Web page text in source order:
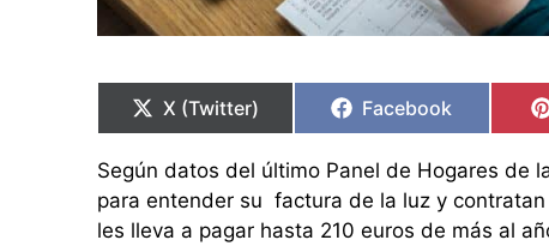
en
X (Twitter)
en
Facebook
Según datos del último Panel de Hogares de
para entender su factura de la luz y
les lleva a pagar hasta 210 euros de más al
en
en